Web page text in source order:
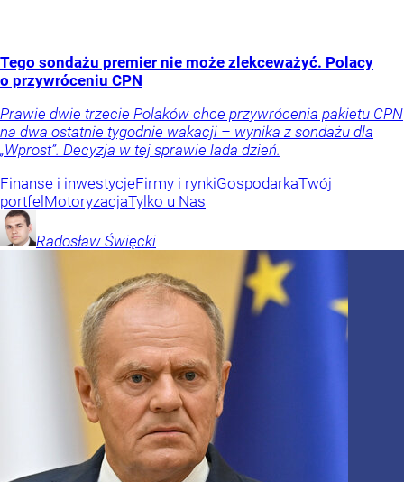
Tego sondażu premier nie może zlekceważyć. Polacy
o przywróceniu CPN
Prawie dwie trzecie Polaków chce przywrócenia pakietu CPN
na dwa ostatnie tygodnie wakacji – wynika z sondażu dla
„Wprost”. Decyzja w tej sprawie lada dzień.
Finanse i inwestycjeFirmy i rynkiGospodarkaTwój
portfelMotoryzacjaTylko u Nas
Radosław Święcki